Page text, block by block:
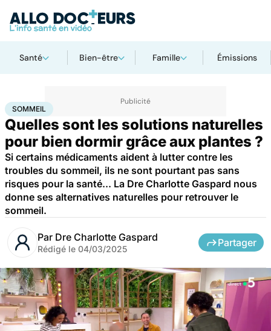
Santé Bien-être Famille Émissions
AccueilBien-être
SOMMEIL
Quelles sont les solutions naturelles
pour bien dormir grâce aux plantes ?
Si certains médicaments aident à lutter contre les
troubles du sommeil, ils ne sont pourtant pas sans
risques pour la santé... La Dre Charlotte Gaspard nous
donne ses alternatives naturelles pour retrouver le
sommeil.
Par Dre Charlotte Gaspard
Rédigé le 04/03/2025
Partager